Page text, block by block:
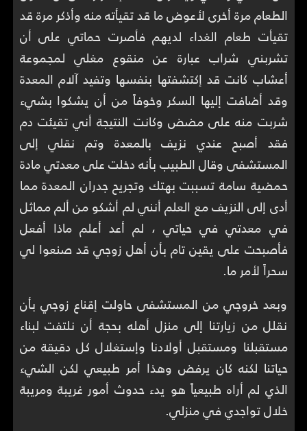
الطعام مرة أخرى لأعوض ما قد تقيأته منه وأذكر مرة قد
تقيأت طعام الغداء لديهم فأصرت حماتي على أن
تشربني شراب عبارة عن منقوع مغلي لمجموعة
أعشاب كانت قد إكتشفتها بنفسها وتفيد آلام المعدة
وقد أضافت إليها السكر وخوفاً من أن يشكوا بشيء
شربت منه على مضض وكانت النتيجة أني تقيئت دم
فقد أصبح عندي نزيف بالمعدة وتم نقلي إلى
المستشفى وقال الطبيب بأنه دخلت على معدتي مادة
حمضية سامة تسببت بهتك وتجريح جدران المعدة مما
أدى إلى النزيف مع العلم أنني لم أشكو من ألم مماثل
في معدتي في حياتي ، لم أعد أعلم ماذا أفعل
فأصبحت على يقين تام بأن أهل زوجي قد صنعوا لي
سحراً لأمر ما.
وبعد خروجي من المستشفى حاولت إقناع زوجي بأن
نقلل من زيارتنا إلى منزل أهله بحجة أن نلتفت لبناء
مستقبلنا ومستقبل أولادنا وإستغلال كل دقيقة من
حياتنا لكنه كان يرفض وهذا أمر طبيعي لكن الشيء
الذي لم أراه طبيعياً هو يدء حدوث أمور غريبة ومريبة
خلال تواجدي في منزلي.